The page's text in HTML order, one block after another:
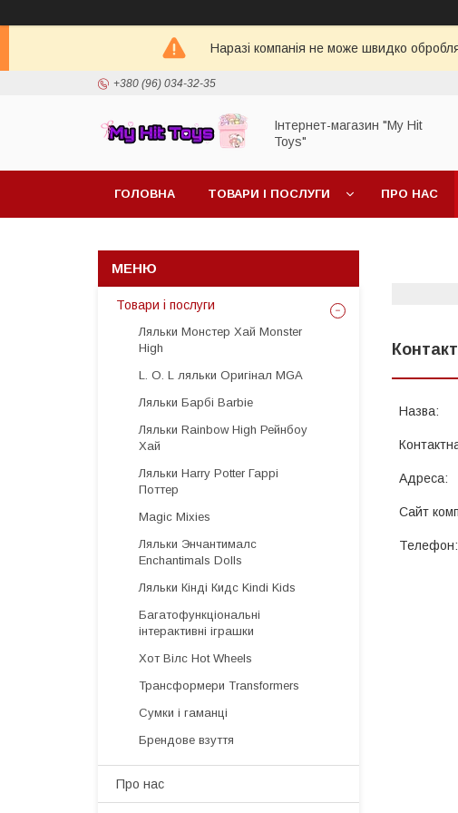
Наразі компанія не може швидко
+380 (96) 034-32-35
Інтернет-магазин "My Hit
Toys"
ГОЛОВНА ТОВАРИ І ПОСЛУГИ ПРО НАС
Товари і послуги
Ляльки Монстер Хай Monster
High
L. O. L ляльки Оригінал MGA
Ляльки Барбі Barbie
Ляльки Rainbow High Рейнбоу
Хай
Ляльки Harry Potter Гаррі
Поттер
Magic Mixies
Ляльки Энчантималс
Enchantimals Dolls
Ляльки Кінді Кидс Kindi Kids
Багатофункціональні
інтерактивні іграшки
Хот Вілс Hot Wheels
Трансформери Transformers
Сумки і гаманці
Брендове взуття
Про нас